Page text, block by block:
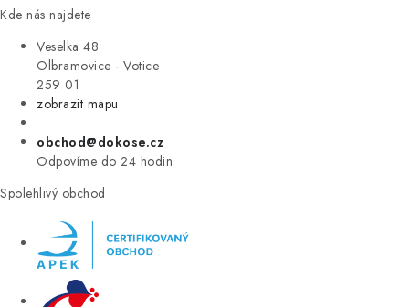
Kde nás najdete
Veselka 48
Olbramovice - Votice
259 01
zobrazit mapu
obchod@dokose.cz
Odpovíme do 24 hodin
Spolehlivý obchod
ÚKLID
VÝPRODEJ
ZNAČKY
Úvod Kontakt Blog
Moje objednávka